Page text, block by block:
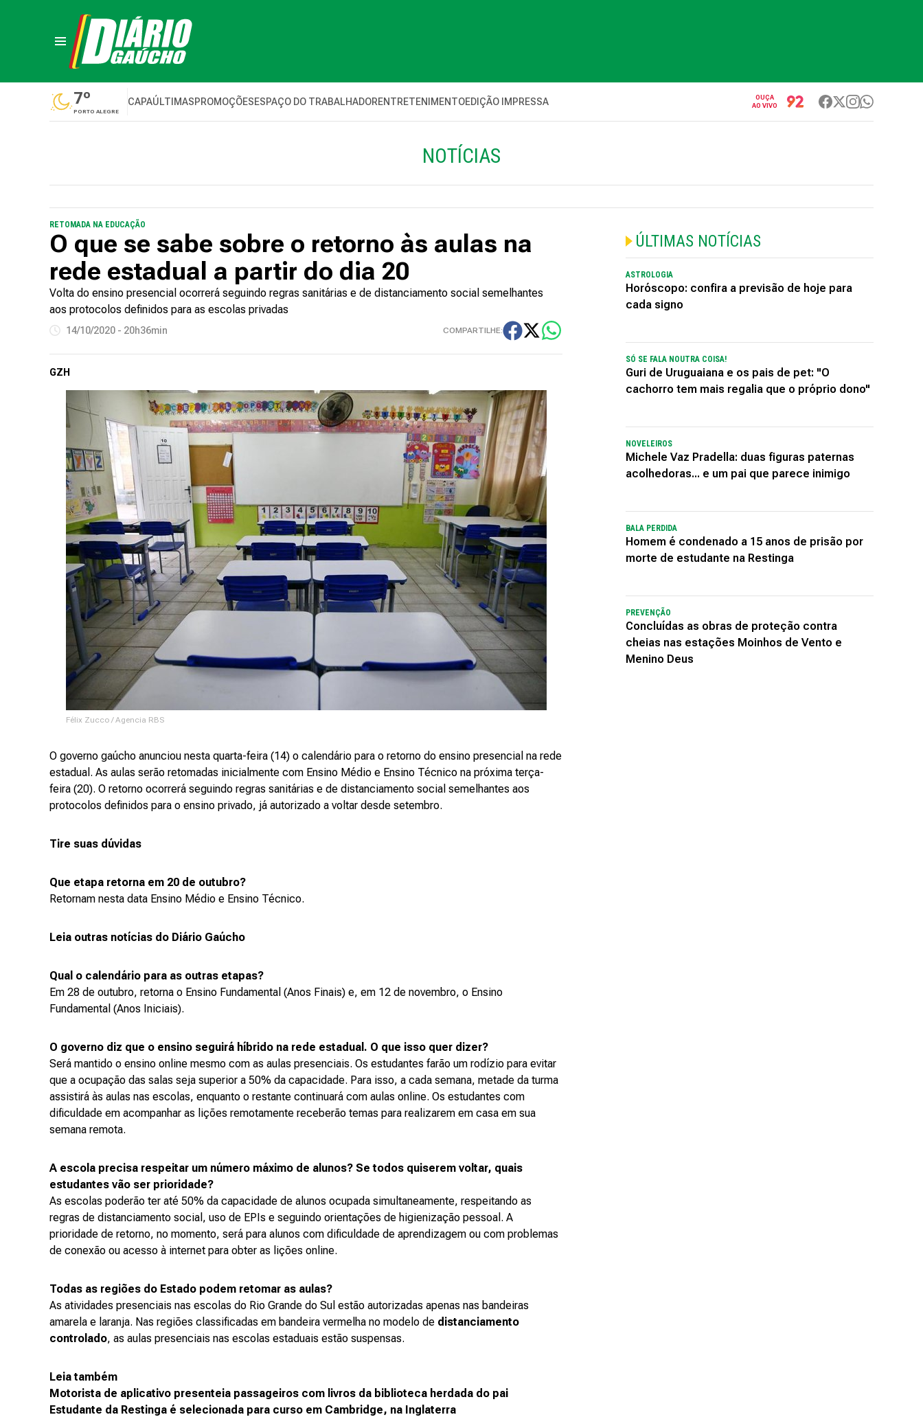
7º
PORTO ALEGRE
CAPAÚLTIMASPROMOÇÕESESPAÇO DO TRABALHADORENTRETENIMENTOEDIÇÃO IMPRESSA
OUÇA
AO VIVO
NOTÍCIAS
RETOMADA NA EDUCAÇÃO
O que se sabe sobre o retorno às aulas na
rede estadual a partir do dia 20
Volta do ensino presencial ocorrerá seguindo regras sanitárias e de distanciamento social semelhantes
aos protocolos definidos para as escolas privadas
14/10/2020 - 20h36min COMPARTILHE:
GZH
Félix Zucco / Agencia RBS
O governo gaúcho anunciou nesta quarta-feira (14) o calendário para o retorno do ensino presencial na rede
estadual. As aulas serão retomadas inicialmente com Ensino Médio e Ensino Técnico na próxima terça-
feira (20). O retorno ocorrerá seguindo regras sanitárias e de distanciamento social semelhantes aos
protocolos definidos para o ensino privado, já autorizado a voltar desde setembro.
Tire suas dúvidas
Que etapa retorna em 20 de outubro?
Retornam nesta data Ensino Médio e Ensino Técnico.
Leia outras notícias do Diário Gaúcho
Qual o calendário para as outras etapas?
Em 28 de outubro, retorna o Ensino Fundamental (Anos Finais) e, em 12 de novembro, o Ensino
Fundamental (Anos Iniciais).
O governo diz que o ensino seguirá híbrido na rede estadual. O que isso quer dizer?
Será mantido o ensino online mesmo com as aulas presenciais. Os estudantes farão um rodízio para evitar
que a ocupação das salas seja superior a 50% da capacidade. Para isso, a cada semana, metade da turma
assistirá às aulas nas escolas, enquanto o restante continuará com aulas online. Os estudantes com
dificuldade em acompanhar as lições remotamente receberão temas para realizarem em casa em sua
semana remota.
A escola precisa respeitar um número máximo de alunos? Se todos quiserem voltar, quais
estudantes vão ser prioridade?
As escolas poderão ter até 50% da capacidade de alunos ocupada simultaneamente, respeitando as
regras de distanciamento social, uso de EPIs e seguindo orientações de higienização pessoal. A
prioridade de retorno, no momento, será para alunos com dificuldade de aprendizagem ou com problemas
de conexão ou acesso à internet para obter as lições online.
Todas as regiões do Estado podem retomar as aulas?
As atividades presenciais nas escolas do Rio Grande do Sul estão autorizadas apenas nas bandeiras
amarela e laranja. Nas regiões classificadas em bandeira vermelha no modelo de distanciamento
controlado, as aulas presenciais nas escolas estaduais estão suspensas.
Leia também
Motorista de aplicativo presenteia passageiros com livros da biblioteca herdada do pai
Estudante da Restinga é selecionada para curso em Cambridge, na Inglaterra
ÚLTIMAS NOTÍCIAS
ASTROLOGIA
Horóscopo: confira a previsão de hoje para
cada signo
SÓ SE FALA NOUTRA COISA!
Guri de Uruguaiana e os pais de pet: "O
cachorro tem mais regalia que o próprio dono"
NOVELEIROS
Michele Vaz Pradella: duas figuras paternas
acolhedoras... e um pai que parece inimigo
BALA PERDIDA
Homem é condenado a 15 anos de prisão por
morte de estudante na Restinga
PREVENÇÃO
Concluídas as obras de proteção contra
cheias nas estações Moinhos de Vento e
Menino Deus